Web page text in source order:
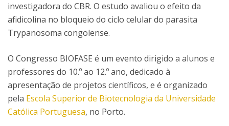
investigadora do CBR. O estudo avaliou o efeito da
afidicolina no bloqueio do ciclo celular do parasita
Trypanosoma congolense.
O Congresso BIOFASE é um evento dirigido a alunos e
professores do 10.º ao 12.º ano, dedicado à
apresentação de projetos científicos, e é organizado
pela Escola Superior de Biotecnologia da Universidade
Católica Portuguesa, no Porto.